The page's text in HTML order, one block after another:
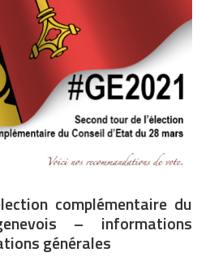
complémentaire du
– informations
générales